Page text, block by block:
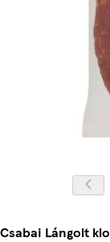
Csabai Lángolt